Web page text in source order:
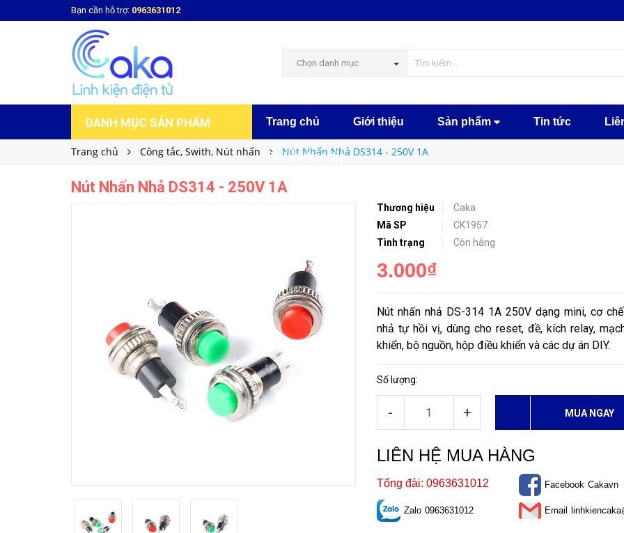
Bạn cần hỗ trợ: 0963631012
Chọn danh mục
DANH MỤC SẢN PHẨM Trang chủ Giới thiệu Sản phẩm Tin tức
Tài liệu học tập
Trang chủ Công tắc, Swith, Nút nhấn Nút Nhấn Nhả DS314 - 250V 1A
Nút Nhấn Nhả DS314 - 250V 1A
Thương hiệu
Caka
Mã SP
CK1957
Tình trạng
Còn hàng
3.000₫
Nút nhấn nhả DS-314 1A 250V dạng mini, cơ
nhả tự hồi vị, dùng cho reset, đề, kích relay,
khiển, bộ nguồn, hộp điều khiển và các dự án DIY.
Số lượng:
- + MUA NGAY
LIÊN HỆ MUA HÀNG
Tổng đài: 0963631012
Zalo 0963631012
Facebook Cakavn
Email
Nút Nhấn Nhả DS314 - 250V 1A
MUA